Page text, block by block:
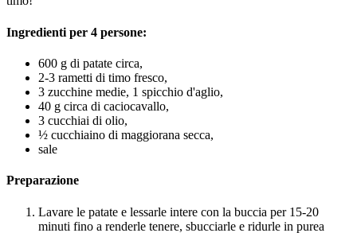
Ingredienti per 4 persone:
600 g di patate circa,
2-3 rametti di timo fresco,
3 zucchine medie, 1 spicchio d'aglio,
40 g circa di caciocavallo,
3 cucchiai di olio,
½ cucchiaino di maggiorana secca,
sale
Preparazione
Lavare le patate e lessarle intere con la buccia per 15-20
minuti fino a renderle tenere, sbucciarle e ridurle in purea